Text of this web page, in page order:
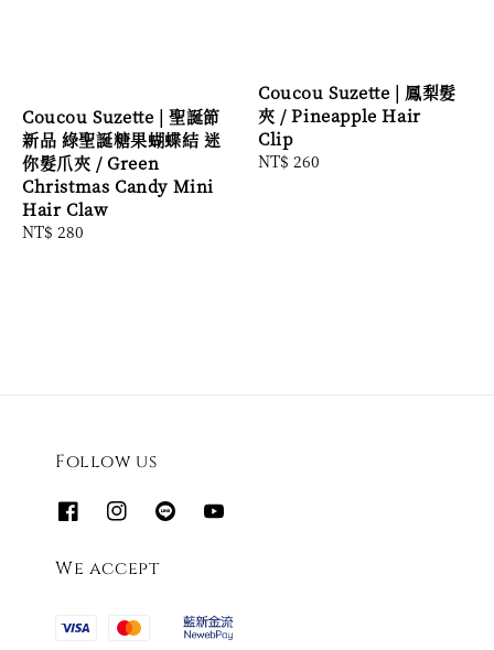
Coucou Suzette | 聖誕節
新品 綠聖誕糖果蝴蝶結 迷
你髮爪夾 / Green
Christmas Candy Mini
Hair Claw
Regular
NT$ 280
Coucou Suzette | 鳳梨髮
夾 / Pineapple Hair
Clip
Regular
NT$ 260
Follow us
We accept